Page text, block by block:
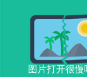
图片打开很慢